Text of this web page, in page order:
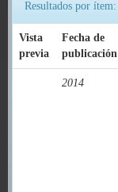
Resultados por ítem:
Vista
previa
Fecha de
publicación
2014